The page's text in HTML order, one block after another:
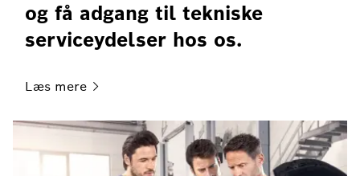
og få adgang til tekniske
serviceydelser hos os.
Læs mere